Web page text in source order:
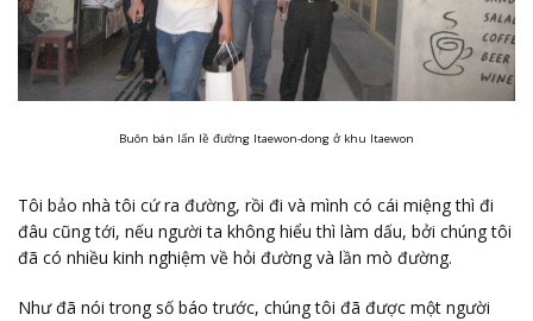
Buôn bán lấn lề đường Itaewon-dong ở khu Itaewon
Tôi bảo nhà tôi cứ ra đường, rồi đi và mình có cái miệng thì đi
đâu cũng tới, nếu người ta không hiểu thì làm dấu, bởi chúng tôi
đã có nhiều kinh nghiệm về hỏi đường và lần mò đường.
Như đã nói trong số báo trước, chúng tôi đã được một người